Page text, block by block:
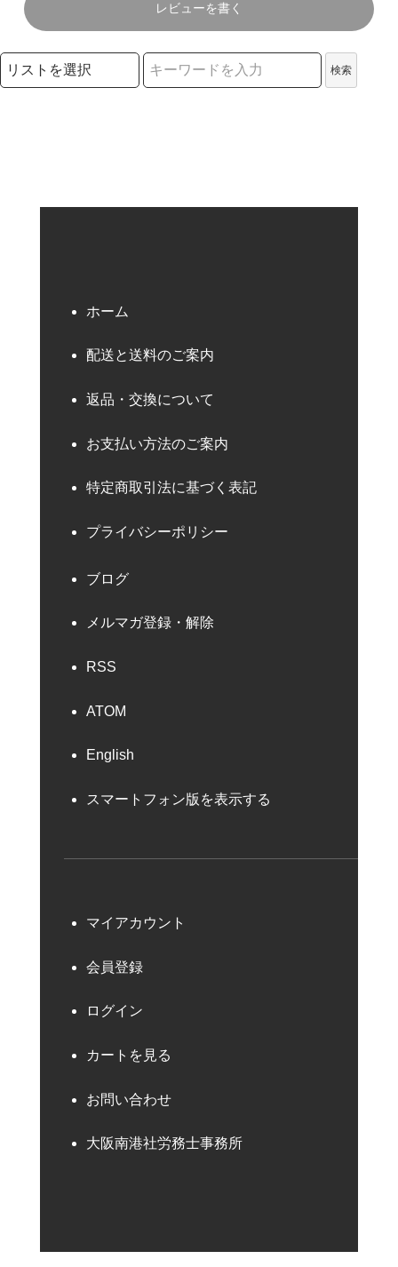
レビューを書く
検索リストの選択
検索
ホーム
配送と送料のご案内
返品・交換について
お支払い方法のご案内
特定商取引法に基づく表記
プライバシーポリシー
ブログ
メルマガ登録・解除
RSS
ATOM
English
スマートフォン版を表示する
マイアカウント
会員登録
ログイン
カートを見る
お問い合わせ
大阪南港社労務士事務所